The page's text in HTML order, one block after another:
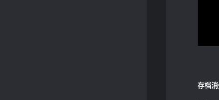
存档